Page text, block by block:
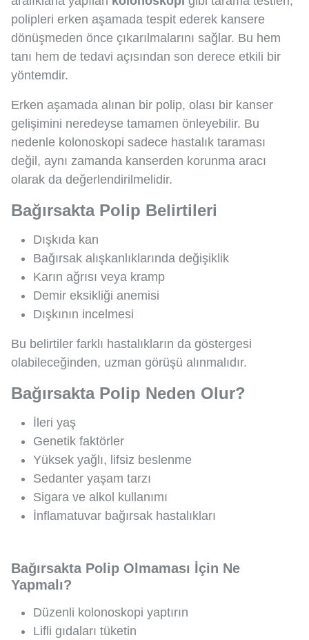
polipleri erken aşamada tespit ederek kansere
dönüşmeden önce çıkarılmalarını sağlar. Bu hem
tanı hem de tedavi açısından son derece etkili bir
yöntemdir.
Erken aşamada alınan bir polip, olası bir kanser
gelişimini neredeyse tamamen önleyebilir. Bu
nedenle kolonoskopi sadece hastalık taraması
değil, aynı zamanda kanserden korunma aracı
olarak da değerlendirilmelidir.
Bağırsakta Polip Belirtileri
Dışkıda kan
Bağırsak alışkanlıklarında değişiklik
Karın ağrısı veya kramp
Demir eksikliği anemisi
Dışkının incelmesi
Bu belirtiler farklı hastalıkların da göstergesi
olabileceğinden, uzman görüşü alınmalıdır.
Bağırsakta Polip Neden Olur?
İleri yaş
Genetik faktörler
Yüksek yağlı, lifsiz beslenme
Sedanter yaşam tarzı
Sigara ve alkol kullanımı
İnflamatuvar bağırsak hastalıkları
Bağırsakta Polip Olmaması İçin Ne
Yapmalı?
Düzenli kolonoskopi yaptırın
Lifli gıdaları tüketin